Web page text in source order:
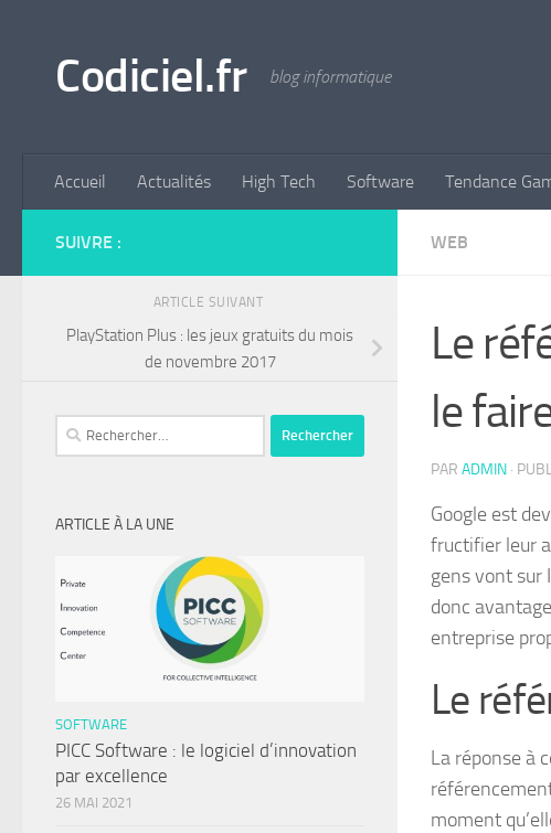
Codiciel.fr blog informatique
Accueil Actualités High Tech Software Tendance
WEB
Le
le
PAR ADMIN ·
Google est
fructifier leur
gens vont sur
donc
entreprise
Le
La réponse à
moment
SUIVRE :
ARTICLE SUIVANT
PlayStation Plus : les jeux gratuits du mois
de novembre 2017
Rechercher :
ARTICLE À LA UNE
SOFTWARE
PICC Software : le logiciel d’innovation
par excellence
26 MAI 2021